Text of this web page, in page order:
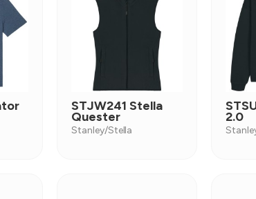
STJW241 Stella
Quester
Stanley/Stella
2.0